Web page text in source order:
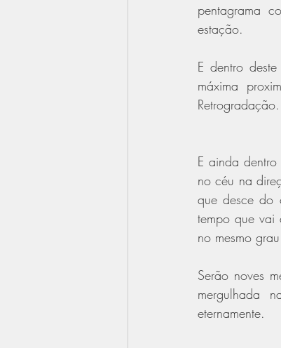
pentagrama
estação.
E dentro
máxima
Retrogradação.
E ainda
no céu na
que desce do
tempo que vai
no mesmo
Serão noves
mergulhada
eternamente.